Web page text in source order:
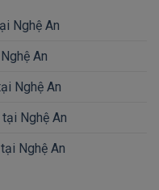
Nghệ An
An
Nghệ An
Nghệ An
Nghệ An